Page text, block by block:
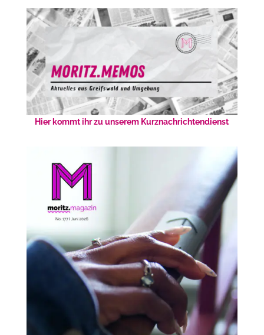
Hier kommt ihr zu unserem Kurznachrichtendienst